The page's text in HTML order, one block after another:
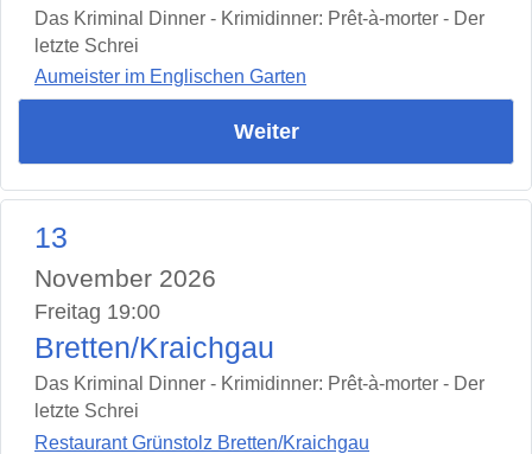
Das Kriminal Dinner - Krimidinner: Prêt-à-morter - Der
letzte Schrei
Aumeister im Englischen Garten
Weiter
13
November 2026
Freitag 19:00
Bretten/Kraichgau
Das Kriminal Dinner - Krimidinner: Prêt-à-morter - Der
letzte Schrei
Restaurant Grünstolz Bretten/Kraichgau